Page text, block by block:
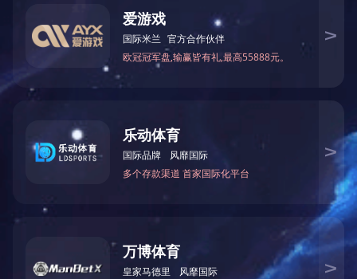
关于国投 党建工作 新闻中心
地址：济宁市太白湖新区奥体路15号 电话：0537-2377012
邮箱：jngtkg@163.com 邮编：272067
IPC备案号：鲁ICP备18030371号